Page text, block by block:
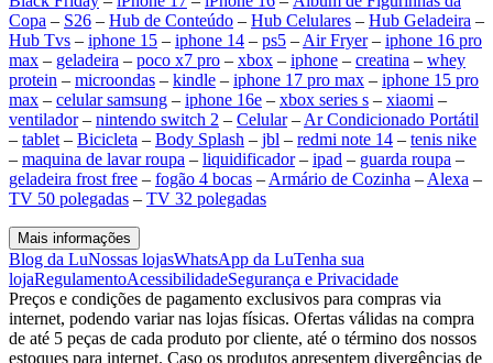
Copa – S26 – Hub de Conteúdo – Hub Celulares – Hub Geladeira –
Hub Tvs – iphone 15 – iphone 14 – ps5 –Air Fryer– iphone 16 pro
max – geladeira – poco x7 pro – xbox – iphone – creatina – whey
protein – microondas – kindle – iphone 17 pro max – iphone 15 pro
max – celular samsung – iphone 16e – xbox series s – xiaomi –
ventilador– nintendo switch 2 – Celular–Ar Condicionado Portátil
– tablet– Bicicleta – Body Splash – jbl – redmi note 14 – tenis nike
– maquina de lavar roupa – liquidificador– ipad – guarda roupa –
geladeira frost free – fogão 4 bocas –Armário de Cozinha –Alexa –
TV 50 polegadas – TV 32 polegadas
Mais informações
Blog da LuNossas lojasWhatsApp da LuTenha sua
lojaRegulamentoAcessibilidadeSegurança e Privacidade
Preços e condições de pagamento exclusivos para compras via
internet, podendo variar nas lojas físicas. Ofertas válidas na compra
de até 5 peças de cada produto por cliente, até o término dos nossos
estoques para internet. Caso os produtos apresentem divergências de